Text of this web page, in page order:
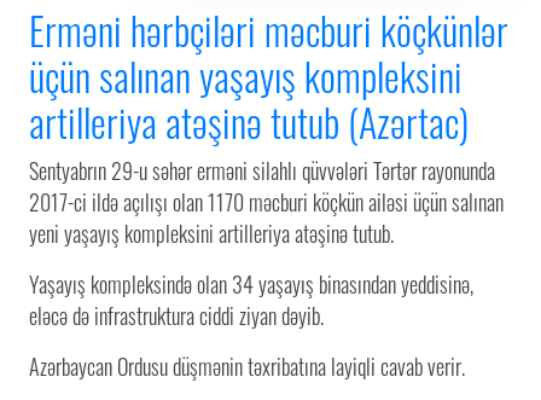
Erməni hərbçiləri məcburi köçkünlər
üçün salınan yaşayış kompleksini
artilleriya atəşinə tutub (Azərtac)
Sentyabrın 29-u səhər erməni silahlı qüvvələri Tərtər rayonunda
2017-ci ildə açılışı olan 1170 məcburi köçkün ailəsi üçün salınan
yeni yaşayış kompleksini artilleriya atəşinə tutub.
Yaşayış kompleksində olan 34 yaşayış binasından yeddisinə,
eləcə də infrastruktura ciddi ziyan dəyib.
Azərbaycan Ordusu düşmənin təxribatına layiqli cavab verir.